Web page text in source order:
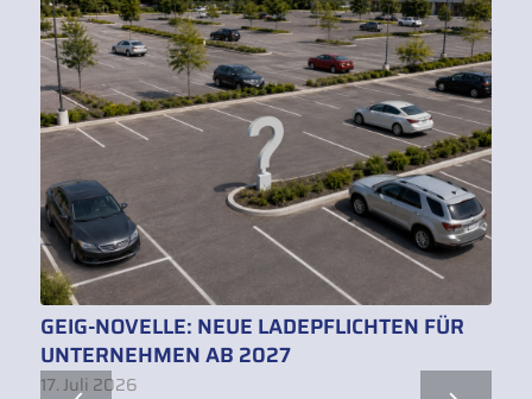
GEIG-NOVELLE: NEUE LADEPFLICHTEN FÜR
UNTERNEHMEN AB 2027
17. Juli 2026